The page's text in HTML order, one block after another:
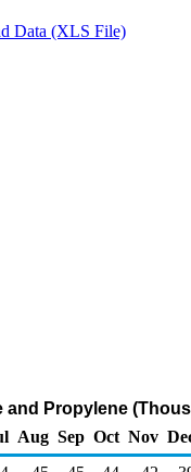
Data (XLS File)
Propylene
Aug Sep Oct Nov